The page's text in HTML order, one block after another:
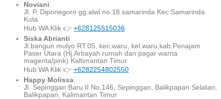
Noviani
Jl. P. Diponegoro gg.alwi no.18 samarinda Kec Samarinda
Kota
Hub WA Klik 👉 +628125515036
Siska Abrianti
Jl.bangun mulyo RT.05, kec.waru, kel.waru,kab.Penajam
Paser Utara (Hj.Arbayah rumah dan pagar warna
magenta/pink) Kaltimantan Timur
Hub WA Klik 👉 +6282254802550
Happy Molissa
Jl. Sepinggan Baru II No.146, Sepinggan, Balikpapan Selatan,
Balikpapan, Kalimantan Timur